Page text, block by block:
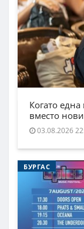
Когато
вместо
03.08.2026
БУРГАС